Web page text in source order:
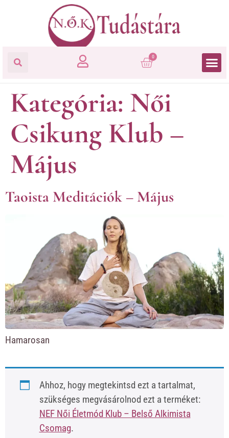
0
Kategória: Női
Csikung Klub –
Május
Taoista Meditációk – Május
Hamarosan
Ahhoz, hogy megtekintsd ezt a tartalmat,
szükséges megvásárolnod ezt a terméket:
NEF Női Életmód Klub – Belső Alkimista
Csomag.